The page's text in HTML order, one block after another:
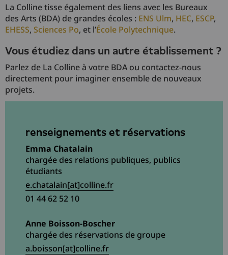
La Colline tisse également des liens avec les Bureaux
des Arts (BDA) de grandes écoles : ENS Ulm, HEC, ESCP,
EHESS, Sciences Po, et l’École Polytechnique.
Vous étudiez dans un autre établissement ?
Parlez de La Colline à votre BDA ou contactez-nous
directement pour imaginer ensemble de nouveaux
projets.
renseignements et réservations
Emma Chatalain
chargée des relations publiques, publics
étudiants
e.chatalain[at]colline.fr
01 44 62 52 10
Anne Boisson-Boscher
chargée des réservations de groupe
a.boisson[at]colline.fr